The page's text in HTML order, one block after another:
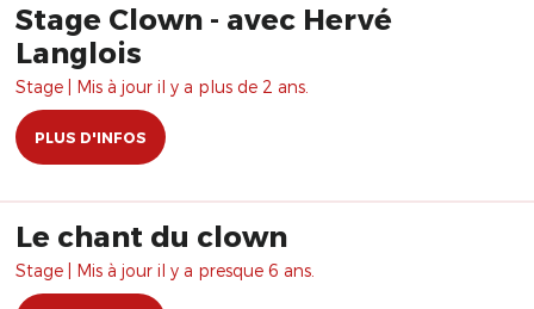
Stage Clown - avec Hervé
Langlois
Stage | Mis à jour il y a plus de 2 ans.
PLUS D'INFOS
Le chant du clown
Stage | Mis à jour il y a presque 6 ans.